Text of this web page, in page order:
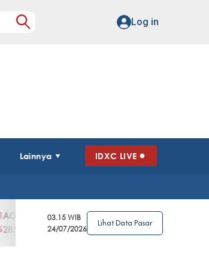
Log in
Lainnya IDXC LIVE
3.39%
AGRO
4
2.63%
0%
03.15 WIB
24/07/2026
Lihat Data Pasar